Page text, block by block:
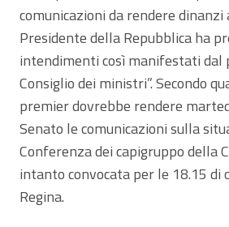
comunicazioni da rendere dinanzi
Presidente della Repubblica ha
intendimenti così manifestati dal
Consiglio dei ministri”. Secondo
premier dovrebbe rendere
Senato le comunicazioni sulla
Conferenza dei capigruppo della
intanto convocata per le 18.15 di
Regina.